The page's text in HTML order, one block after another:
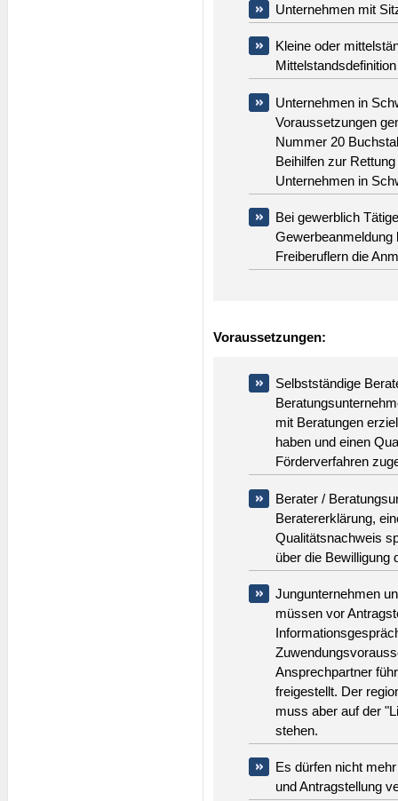
Unternehmen mit
Kleine oder
Mittelstandsdefinition
Unternehmen in
Voraussetzungen
Nummer 20
Beihilfen zur
Unternehmen in
Bei gewerblich
Freiberuflern die
Voraussetzungen:
Selbstständige
mit Beratungen
haben und einen
Förderverfahren
Berater /
Beratererklärung,
Qualitätsnachweis
über die Bewilligung
Jungunternehmen
müssen vor
Ansprechpartner
freigestellt. Der
muss aber auf der
stehen.
Es dürfen nicht
und Antragstellung